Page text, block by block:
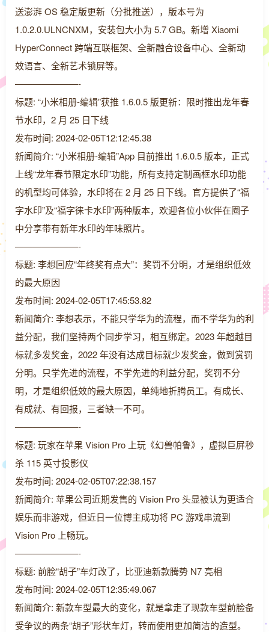
送澎湃 OS 稳定版更新（分批推送），版本号为
1.0.2.0.ULNCNXM，安装包大小为 5.7 GB。新增 Xiaomi
HyperConnect 跨端互联框架、全新融合设备中心、全新动
效语言、全新艺术锁屏等。
———————-
标题: “小米相册-编辑”获推 1.6.0.5 版更新：限时推出龙年春
节水印，2 月 25 日下线
发布时间: 2024-02-05T12:12:45.38
新闻简介: “小米相册-编辑”App 目前推出 1.6.0.5 版本，正式
上线“龙年春节限定水印”功能，所有支持定制画框水印功能
的机型均可体验，水印将在 2 月 25 日下线。官方提供了“福
字水印”及“福字徕卡水印”两种版本，欢迎各位小伙伴在圈子
中分享带有新年水印的年味照片。
———————-
标题: 李想回应“年终奖有点大”：奖罚不分明，才是组织低效
的最大原因
发布时间: 2024-02-05T17:45:53.82
新闻简介: 李想表示，不能只学华为的流程，而不学华为的利
益分配，我们坚持两个同步学习，相互绑定。2023 年超越目
标就多发奖金，2022 年没有达成目标就少发奖金，做到赏罚
分明。只学先进的流程，不学先进的利益分配，奖罚不分
明，才是组织低效的最大原因，单纯地折腾员工。有成长、
有成就、有回报，三者缺一不可。
———————-
标题: 玩家在苹果 Vision Pro 上玩《幻兽帕鲁》，虚拟巨屏秒
杀 115 英寸投影仪
发布时间: 2024-02-05T07:22:38.157
新闻简介: 苹果公司近期发售的 Vision Pro 头显被认为更适合
娱乐而非游戏，但近日一位博主成功将 PC 游戏串流到
Vision Pro 上畅玩。
———————-
标题: 前脸“胡子”车灯改了，比亚迪新款腾势 N7 亮相
发布时间: 2024-02-05T12:35:49.067
新闻简介: 新款车型最大的变化，就是拿走了现款车型前脸备
受争议的两条“胡子”形状车灯，转而使用更加简洁的造型。